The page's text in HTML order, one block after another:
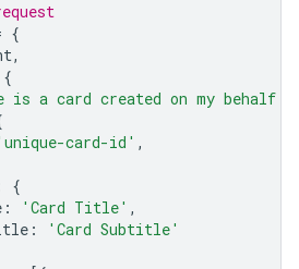
{
,
{
is a card created on my behalf:'
card-id' ,
{
: 'Card Title' ,
:
'Card Subtitle'